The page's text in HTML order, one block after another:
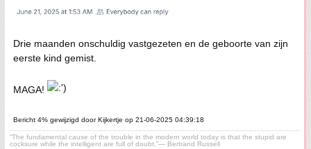
Drie maanden onschuldig vastgezeten en de geboorte van zijn
eerste kind gemist.
MAGA!
Bericht 4% gewijzigd door Kijkertje op 21-06-2025 04:39:18
“The fundamental cause of the trouble in the modern world today is that the stupid are
cocksure while the intelligent are full of doubt.”— Bertrand Russell